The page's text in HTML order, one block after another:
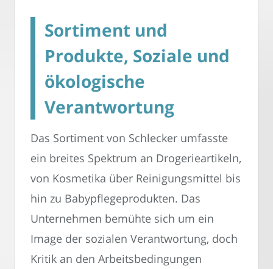
Sortiment und
Produkte, Soziale und
ökologische
Verantwortung
Das Sortiment von Schlecker umfasste
ein breites Spektrum an Drogerieartikeln,
von Kosmetika über Reinigungsmittel bis
hin zu Babypflegeprodukten. Das
Unternehmen bemühte sich um ein
Image der sozialen Verantwortung, doch
Kritik an den Arbeitsbedingungen